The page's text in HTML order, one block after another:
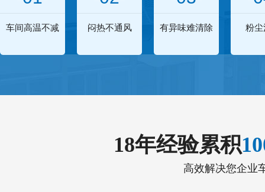
车间高温不减 闷热不通风 有异味难清除 粉尘
18年经验累积
高效解决您企业